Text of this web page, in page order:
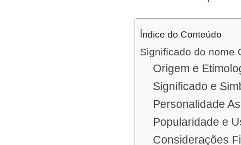
Índice do Conteúdo
Significado do nome
Origem e
Significado e
Personalidade
Popularidade e
Considerações